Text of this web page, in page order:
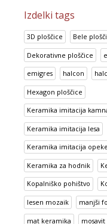
Izdelki tags
3D ploščice Bele
Dekorativne ploščice
emigres halcon
Hexagon ploščice
Keramika imitacija
Keramika imitacija lesa
Keramika imitacija opeke
Keramika za hodnik
Kopalniško pohištvo
lesen mozaik manjši
mat keramika mosavit